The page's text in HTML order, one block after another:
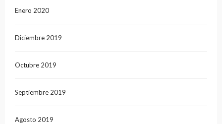
Enero 2020
Diciembre 2019
Octubre 2019
Septiembre 2019
Agosto 2019